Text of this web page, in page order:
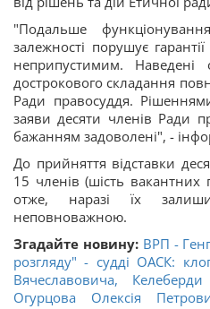
"Подальше
залежності порушує
неприпустимим.
дострокового складання
Ради правосуддя.
заяви десяти членів Ради
бажанням задоволені", -
До прийняття відставки
15 членів (шість
отже, наразі їх
неповноважною.
Згадайте новину: ВРП -
розгляду" - судді ОАСК:
Вячеславовича,
Огурцова Олексія